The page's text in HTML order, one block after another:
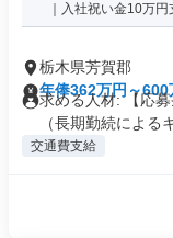
｜入社祝い金10万
栃木県芳賀郡
年俸362万円～600
求める人材: 【応
（長期勤続による
交通費支給